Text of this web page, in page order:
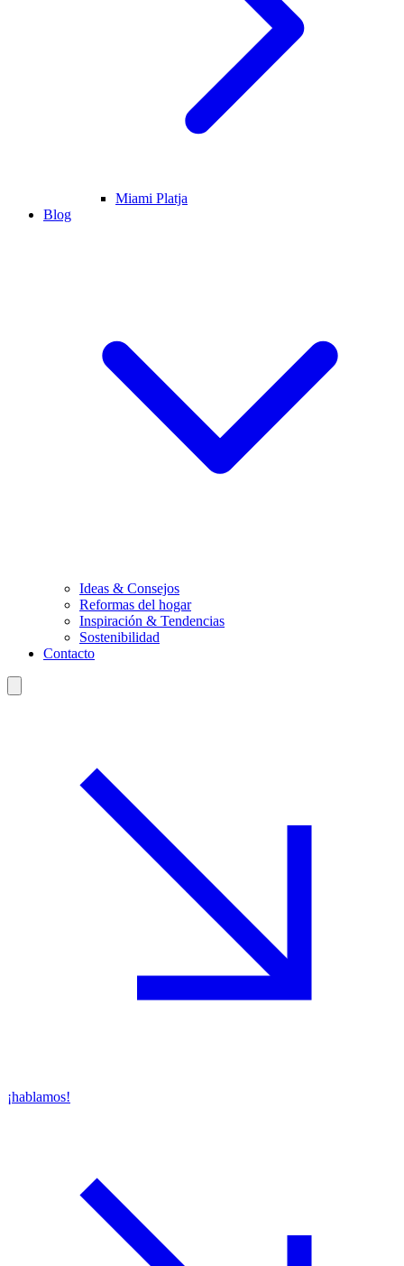
Miami Platja
Blog
Ideas & Consejos
Reformas del hogar
Inspiración & Tendencias
Sostenibilidad
Contacto
¡hablamos!